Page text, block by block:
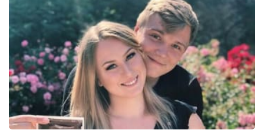
Virály
Sex a vztahy
Videa
Sledujte prima+